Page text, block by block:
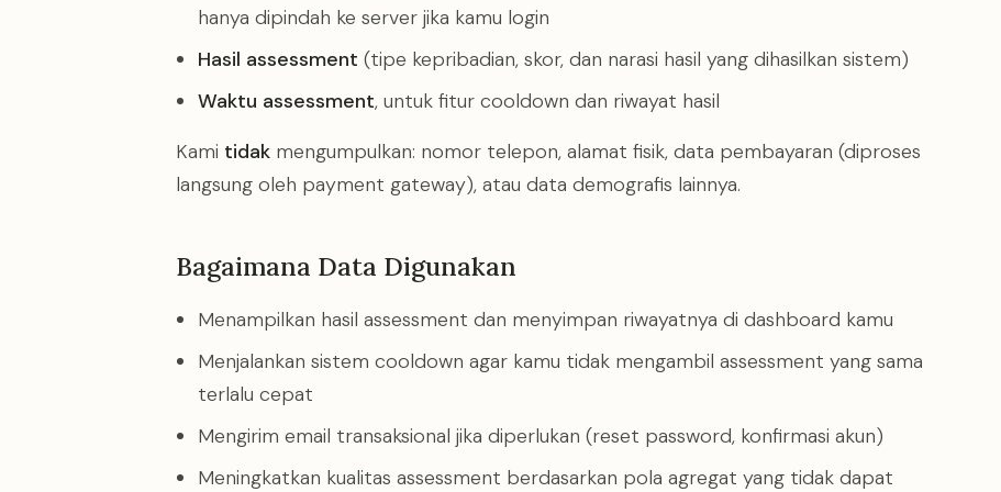
hanya dipindah ke server jika kamu login
Hasil assessment (tipe kepribadian, skor, dan narasi hasil yang dihasilkan sistem)
Waktu assessment, untuk fitur cooldown dan riwayat hasil
Kami tidak mengumpulkan: nomor telepon, alamat fisik, data pembayaran (diproses
langsung oleh payment gateway), atau data demografis lainnya.
Bagaimana Data Digunakan
Menampilkan hasil assessment dan menyimpan riwayatnya di dashboard kamu
Menjalankan sistem cooldown agar kamu tidak mengambil assessment yang sama
terlalu cepat
Mengirim email transaksional jika diperlukan (reset password, konfirmasi akun)
Meningkatkan kualitas assessment berdasarkan pola agregat yang tidak dapat